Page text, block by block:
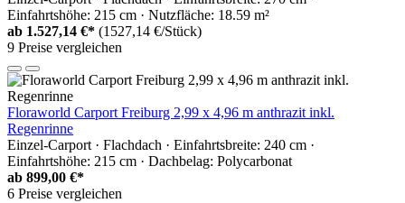
Einfahrtshöhe: 215 cm · Nutzfläche: 18.59 m²
ab 1.527,14 €* (1527,14 €/Stück)
9 Preise vergleichen
Floraworld Carport Freiburg 2,99 x 4,96 m anthrazit inkl.
Regenrinne
Einzel-Carport · Flachdach · Einfahrtsbreite: 240 cm ·
Einfahrtshöhe: 215 cm · Dachbelag: Polycarbonat
ab 899,00 €*
6 Preise vergleichen